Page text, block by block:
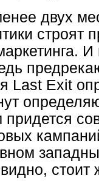
двух
строят
Last Exit
стоит